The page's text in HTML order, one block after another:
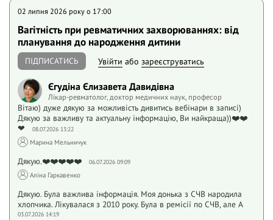
02 липня 2026 року o 17:00
Вагітність при ревматичних захворюваннях: від
планування до народження дитини
ПІДПИСАТИСЬ Увійти або зареєструватись
Єгудіна Єлизавета Давидівна
Лікар-ревматолог, доктор медичних наук, професор
Вітаю) дуже дякую за можливість дивитись вебінари в записі)
Дякую за важливу та актуальну інформацію, Ви найкраща))❤️❤️
❤
08.07.2026 13:22
Марина Мельничук
Дякую.❤️❤️❤️❤️❤️ 06.07.2026 09:09
Аліна Гаркавенко
Дякую. Була важлива інформація. Моя донька з СЧВ народила
хлопчика. Лікувалася з 2010 року. Була в ремісії по СЧВ, але А
03.07.2026 14:19